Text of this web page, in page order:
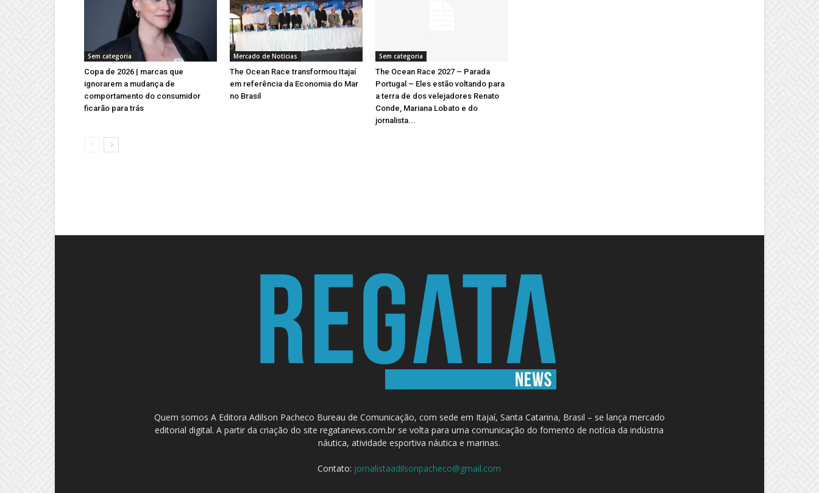
Sem categoria
Copa de 2026 | marcas que
ignorarem a mudança de
comportamento do consumidor
ficarão para trás
Mercado de Notícias
The Ocean Race transformou Itajaí
em referência da Economia do Mar
no Brasil
Sem categoria
The Ocean Race 2027 – Parada
Portugal – Eles estão voltando para
a terra de dos velejadores Renato
Conde, Mariana Lobato e do
jornalista...
Quem somos A Editora Adilson Pacheco Bureau de Comunicação, com sede em Itajaí, Santa Catarina, Brasil – se lança mercado
editorial digital. A partir da criação do site regatanews.com.br se volta para uma comunicação do fomento de notícia da indústria
náutica, atividade esportiva náutica e marinas.
Contato: jornalistaadilsonpacheco@gmail.com